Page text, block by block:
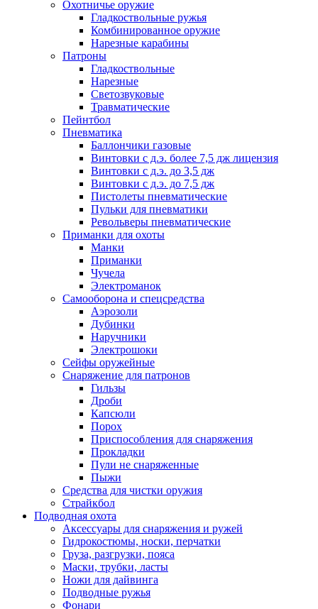
Охотничье оружие
Гладкоствольные ружья
Комбинированное оружие
Нарезные карабины
Патроны
Гладкоствольные
Нарезные
Светозвуковые
Травматические
Пейнтбол
Пневматика
Баллончики газовые
Винтовки с д.э. более 7,5 дж лицензия
Винтовки с д.э. до 3,5 дж
Винтовки с д.э. до 7,5 дж
Пистолеты пневматические
Пульки для пневматики
Револьверы пневматические
Приманки для охоты
Манки
Приманки
Чучела
Электроманок
Самооборона и спецсредства
Аэрозоли
Дубинки
Наручники
Электрошоки
Сейфы оружейные
Снаряжение для патронов
Гильзы
Дроби
Капсюли
Порох
Приспособления для снаряжения
Прокладки
Пули не снаряженные
Пыжи
Средства для чистки оружия
Страйкбол
Подводная охота
Аксессуары для снаряжения и ружей
Гидрокостюмы, носки, перчатки
Груза, разгрузки, пояса
Маски, трубки, ласты
Ножи для дайвинга
Подводные ружья
Фонари